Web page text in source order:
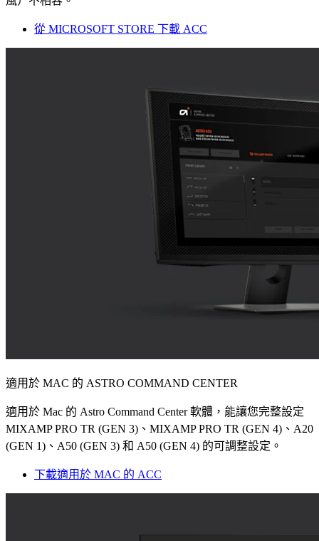
從 MICROSOFT STORE 下載 ACC
適用於 MAC 的 ASTRO COMMAND CENTER
適用於 Mac 的 Astro Command Center 軟體，能讓您完整設定
MIXAMP PRO TR (GEN 3)、MIXAMP PRO TR (GEN 4)、A20
(GEN 1)、A50 (GEN 3) 和 A50 (GEN 4) 的可調整設定。
下載適用於 MAC 的 ACC